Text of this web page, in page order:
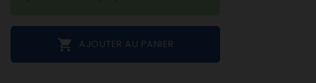
 AJOUTER AU PANIER